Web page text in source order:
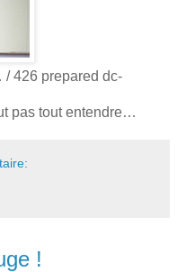
426 prepared dc-
pas tout entendre…
!